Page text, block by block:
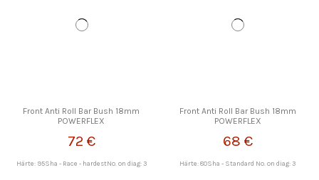
Front Anti Roll Bar Bush 18mm
POWERFLEX
72 €
Härte: 95Sha - Race - hardestNo. on diag: 3
Front Anti Roll Bar Bush 18mm
POWERFLEX
68 €
Härte: 80Sha - Standard No. on diag: 3